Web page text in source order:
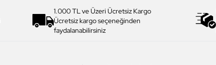
1.000 TL ve Üzeri Ücretsiz Kargo
Ücretsiz kargo seçeneğinden
faydalanabilirsiniz